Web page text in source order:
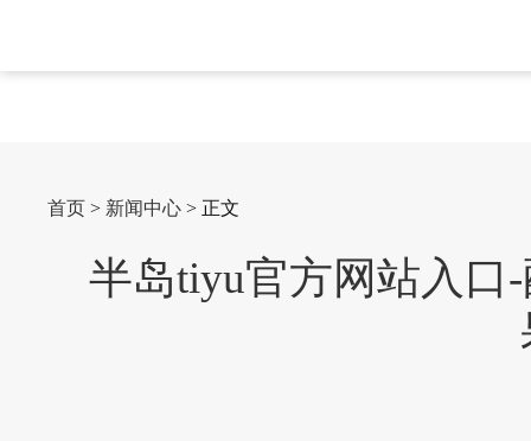
首页 > 新闻中心 > 正文
半岛tiyu官方网站入口